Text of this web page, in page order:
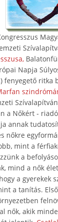
Napja
fenyegető ritka
a Nőkért -
annak
nőkre
mint a
a
mind a nők
a gyerekek
a tanítás.
nők, akik